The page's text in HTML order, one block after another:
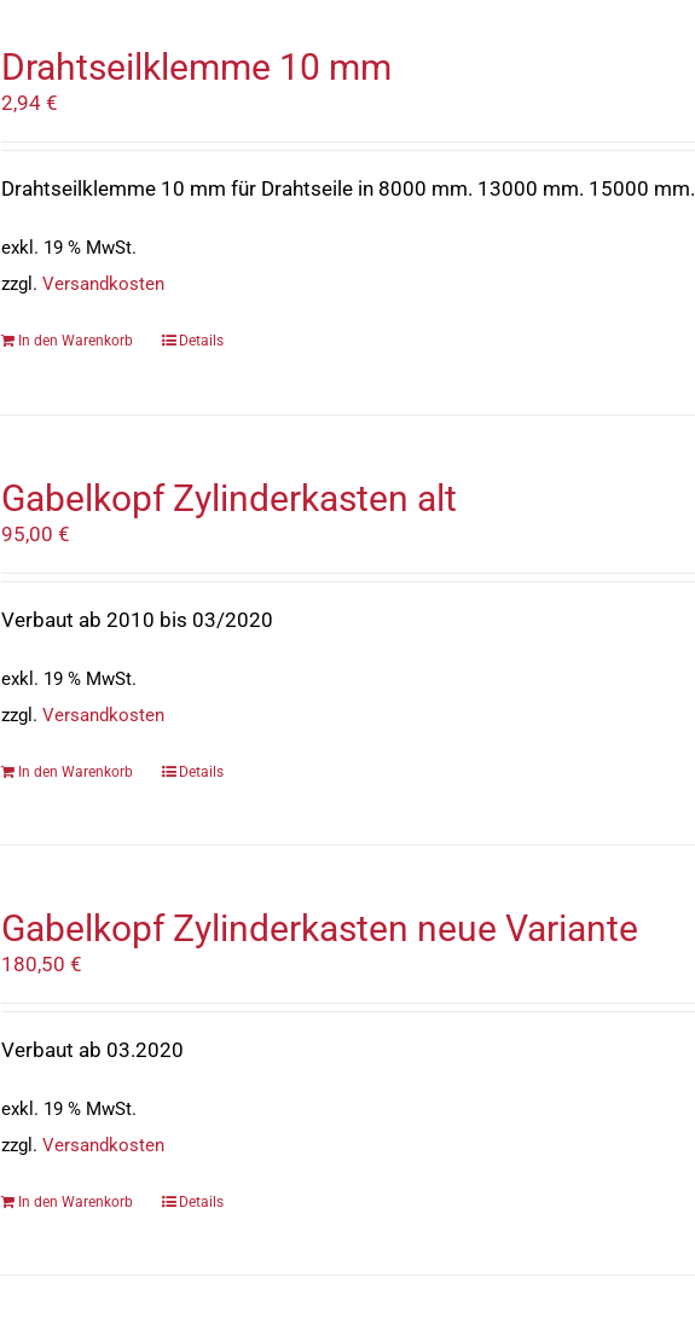
Drahtseilklemme 10 mm
2,94 €
Drahtseilklemme 10 mm für Drahtseile in 8000 mm. 13000 mm. 15000 mm.
exkl. 19 % MwSt.
zzgl. Versandkosten
In den Warenkorb Details
Gabelkopf Zylinderkasten alt
95,00 €
Verbaut ab 2010 bis 03/2020
exkl. 19 % MwSt.
zzgl. Versandkosten
In den Warenkorb Details
Gabelkopf Zylinderkasten neue Variante
180,50 €
Verbaut ab 03.2020
exkl. 19 % MwSt.
zzgl. Versandkosten
In den Warenkorb Details